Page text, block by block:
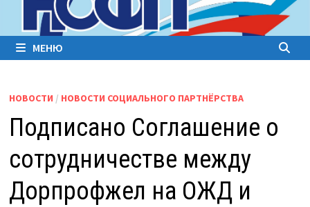
МЕНЮ
НОВОСТИ / НОВОСТИ СОЦИАЛЬНОГО ПАРТНЁРСТВА
Подписано Соглашение о
сотрудничестве между
Дорпрофжел на ОЖД и